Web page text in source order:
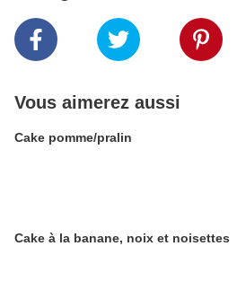
Vous aimerez aussi
Cake pomme/pralin
Cake à la banane, noix et noisettes